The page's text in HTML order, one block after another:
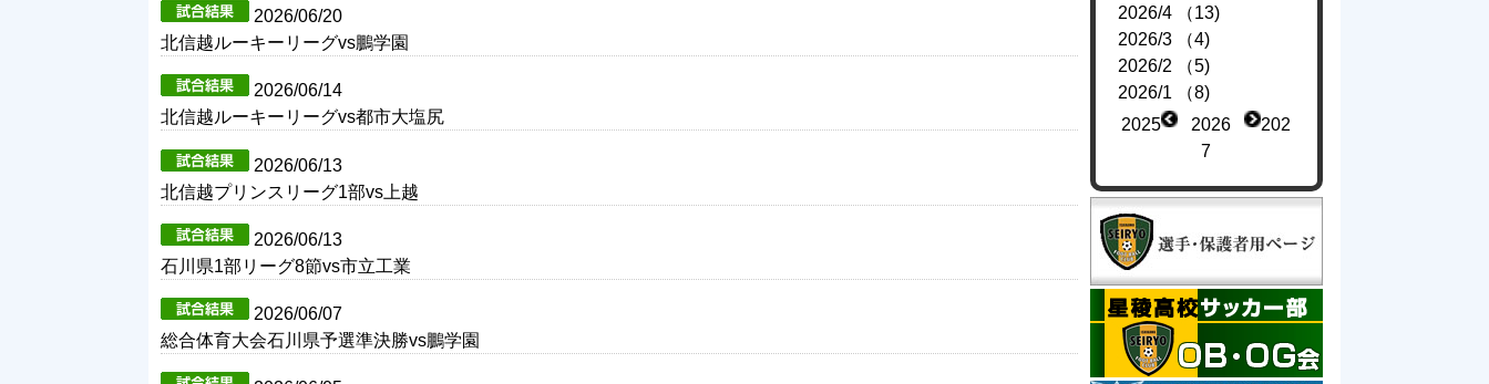
2026/06/20
北信越ルーキーリーグvs鵬学園
2026/06/14
北信越ルーキーリーグvs都市大塩尻
2026/06/13
北信越プリンスリーグ1部vs上越
2026/06/13
石川県1部リーグ8節vs市立工業
2026/06/07
総合体育大会石川県予選準決勝vs鵬学園
2026/4 （13)
2026/3 （4)
2026/2 （5)
2026/1 （8)
2025
2026
202
7